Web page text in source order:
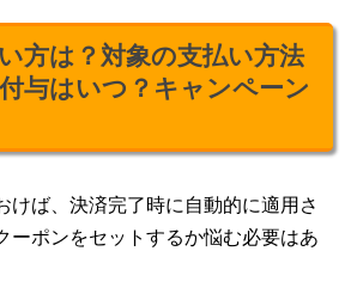
方は？対象の支払い方法
与はいつ？キャンペーン
けば、決済完了時に自動的に適用さ
ーポンをセットするか悩む必要はあ